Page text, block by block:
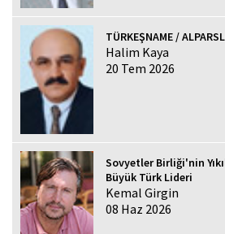
TÜRKEŞNAME /
Halim Kaya
20 Tem 2026
Sovyetler Birliği'nin
Büyük Türk Lideri
Kemal Girgin
08 Haz 2026